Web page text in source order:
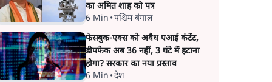
का अमित शाह को पत्र
6 Min •पश्चिम बंगाल
फेसबुक-एक्स को अवैध एआई कंटेंट,
डीपफेक अब 36 नहीं, 3 घंटे में हटाना
होगा? सरकार का नया प्रस्ताव
6 Min •देश